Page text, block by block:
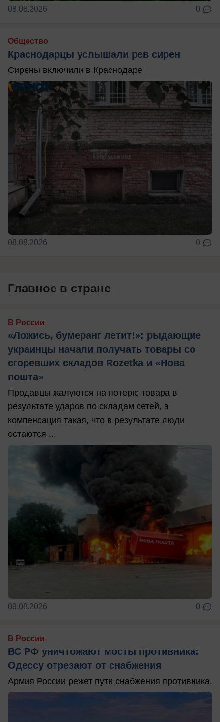
08.08.2026 0
Общество
Краснодарцы услышали рев сирен
Сирены включили в Краснодаре
08.08.2026 0
Главное в стране
В России
«Ложись, бумеранг летит!»: рыдающие
украинцы начали получать товары со
сгоревших складов Rozetka и «Нова
пошта»
Продавцы жалуются на потерю товара в
результате ударов по складам сетей, а
компенсация такая, что в результате люди
остаются ...
09.08.2026 0
В России
ВС РФ уничтожают мосты противника:
Одессу отрезают от снабжения
Армия России режет пути снабжения противника.